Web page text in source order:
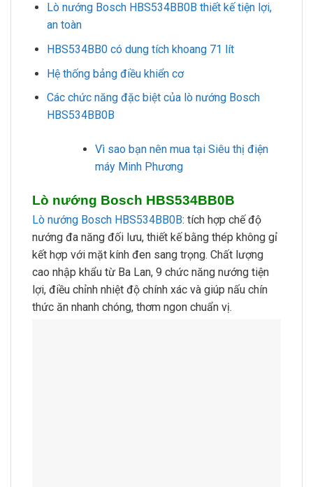
Lò nướng Bosch HBS534BB0B thiết kế tiện lợi,
an toàn
HBS534BB0 có dung tích khoang 71 lít
Hệ thống bảng điều khiển cơ
Các chức năng đặc biệt của lò nướng Bosch
HBS534BB0B
Vì sao bạn nên mua tại Siêu thị điện
máy Minh Phương
Lò nướng Bosch HBS534BB0B
Lò nướng Bosch HBS534BB0B: tích hợp chế độ
nướng đa năng đối lưu, thiết kế bằng thép không gỉ
kết hợp với mặt kính đen sang trọng. Chất lượng
cao nhập khẩu từ Ba Lan, 9 chức năng nướng tiện
lợi, điều chỉnh nhiệt độ chính xác và giúp nấu chín
thức ăn nhanh chóng, thơm ngon chuẩn vị.